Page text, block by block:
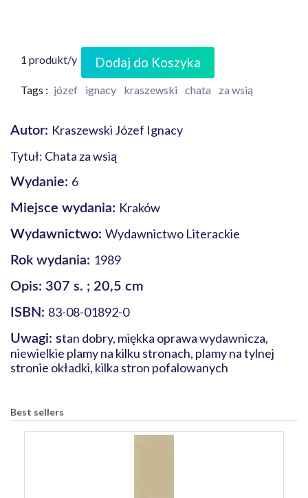
1 produkt/y Dodaj do Koszyka
Tags : józef ignacy kraszewski chata za wsią
Autor: Kraszewski Józef Ignacy
Tytuł: Chata za wsią
Wydanie: 6
Miejsce wydania: Kraków
Wydawnictwo: Wydawnictwo Literackie
Rok wydania: 1989
Opis: 307 s. ; 20,5 cm
ISBN: 83-08-01892-0
Uwagi: stan dobry, miękka oprawa wydawnicza,
niewielkie plamy na kilku stronach, plamy na tylnej
stronie okładki, kilka stron pofalowanych
Best sellers